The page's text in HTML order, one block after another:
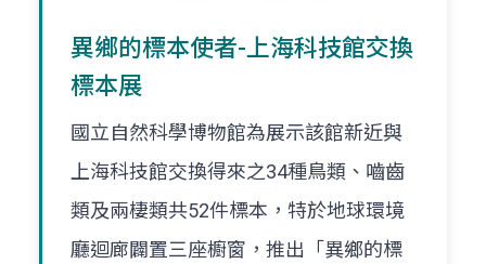
異鄉的標本使者-上海科技館交換
標本展
國立自然科學博物館為展示該館新近與
上海科技館交換得來之34種鳥類、嚙齒
類及兩棲類共52件標本，特於地球環境
廳迴廊闢置三座櫥窗，推出「異鄉的標